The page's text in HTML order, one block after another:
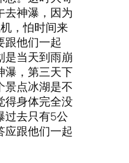
去神瀑，因为
，怕时间来
跟他们一起
是当天到雨崩
瀑，第三天下
景点冰湖是不
得身体完全没
过去只有5公
应跟他们一起